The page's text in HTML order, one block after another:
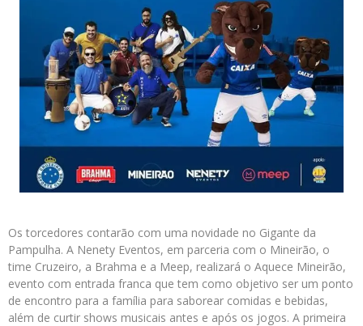
Os torcedores contarão com uma novidade no Gigante da
Pampulha. A Nenety Eventos, em parceria com o Mineirão, o
time Cruzeiro, a Brahma e a Meep, realizará o Aquece Mineirão,
evento com entrada franca que tem como objetivo ser um ponto
de encontro para a família para saborear comidas e bebidas,
além de curtir shows musicais antes e após os jogos. A primeira